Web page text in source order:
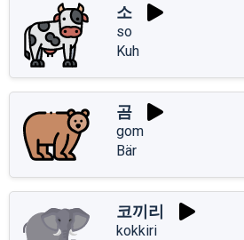
소
so
Kuh
곰
gom
Bär
코끼리
kokkiri